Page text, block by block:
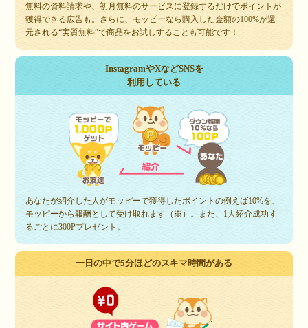
無料の資料請求や、初月無料のサービスに登録するだけでポイントが
獲得できる広告も。さらに、モッピーなら購入した金額の100%が還
元される“実質無料”で商品をお試しすることも可能です！
InstagramやXなどSNSを
利用している
あなたが紹介した人がモッピーで獲得したポイントの例えば10%を、
モッピーから報酬として受け取れます（※）。また、1人紹介成功す
るごとに300Pプレゼント。
一日の中で5分ほどのスキマ時間がある